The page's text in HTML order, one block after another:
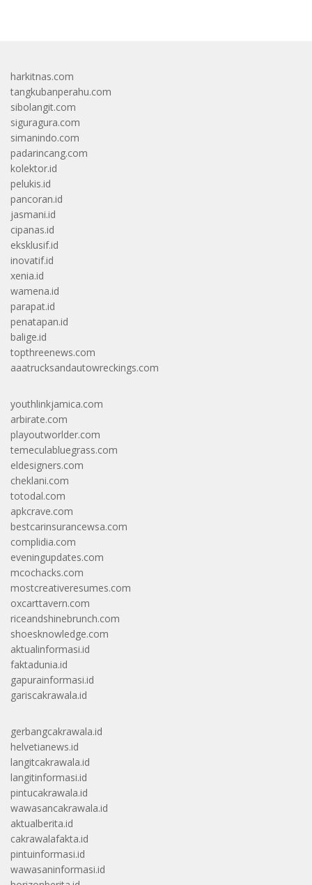
harkitnas.com
tangkubanperahu.com
sibolangit.com
siguragura.com
simanindo.com
padarincang.com
kolektor.id
pelukis.id
pancoran.id
jasmani.id
cipanas.id
eksklusif.id
inovatif.id
xenia.id
wamena.id
parapat.id
penatapan.id
balige.id
topthreenews.com
aaatrucksandautowreckings.com
youthlinkjamica.com
arbirate.com
playoutworlder.com
temeculabluegrass.com
eldesigners.com
cheklani.com
totodal.com
apkcrave.com
bestcarinsurancewsa.com
complidia.com
eveningupdates.com
mcochacks.com
mostcreativeresumes.com
oxcarttavern.com
riceandshinebrunch.com
shoesknowledge.com
aktualinformasi.id
faktadunia.id
gapurainformasi.id
gariscakrawala.id
gerbangcakrawala.id
helvetianews.id
langitcakrawala.id
langitinformasi.id
pintucakrawala.id
wawasancakrawala.id
aktualberita.id
cakrawalafakta.id
pintuinformasi.id
wawasaninformasi.id